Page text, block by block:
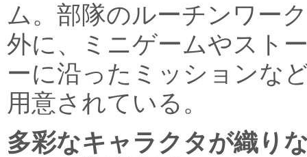
ム。部隊のルーチンワー
外に、ミニゲームやスト
ーに沿ったミッションな
用意されている。
多彩なキャラクタが織り